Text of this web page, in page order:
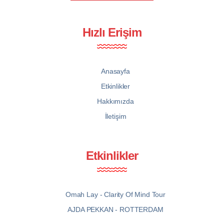
Hızlı Erişim
Anasayfa
Etkinlikler
Hakkımızda
İletişim
Etkinlikler
Omah Lay - Clarity Of Mind Tour
AJDA PEKKAN - ROTTERDAM